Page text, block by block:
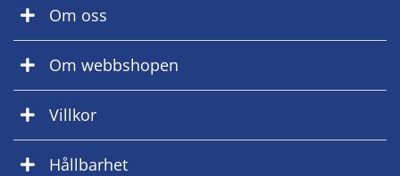
Om oss
Om webbshopen
Villkor
Hållbarhet